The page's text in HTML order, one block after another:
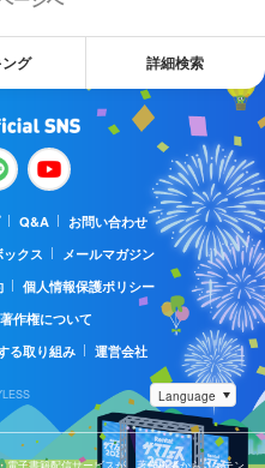
グ 詳細検索
Q&A
お問い合わせ
ックス
メールマガジン
個人情報保護ポリシー
著作権について
る取り組み 運営会社
電子書籍配信サービスが、著作権者からコンテン